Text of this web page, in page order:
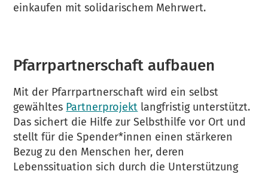
einkaufen mit solidarischem Mehrwert.
Pfarrpartnerschaft aufbauen
Mit der Pfarrpartnerschaft wird ein selbst
gewähltes Partnerprojekt langfristig unterstützt.
Das sichert die Hilfe zur Selbsthilfe vor Ort und
stellt für die Spender*innen einen stärkeren
Bezug zu den Menschen her, deren
Lebenssituation sich durch die Unterstützung